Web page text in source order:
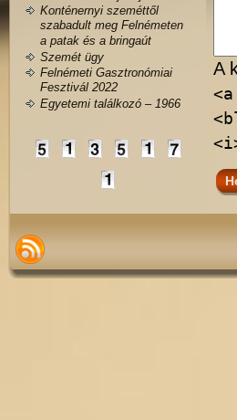
Konténernyi szeméttől
szabadult meg Felnémeten
a patak és a bringaút
Szemét ügy
Felnémeti Gasztronómiai
Fesztivál 2022
Egyetemi találkozó – 1966
A